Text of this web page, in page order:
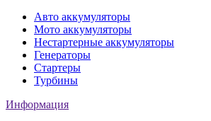
Авто аккумуляторы
Мото аккумуляторы
Нестартерные аккумуляторы
Генераторы
Стартеры
Турбины
Информация